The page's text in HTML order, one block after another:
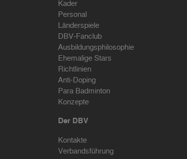
Kader
Personal
Länderspiele
DBV-Fanclub
Ausbildungsphilosophie
Ehemalige Stars
Richtlinien
Anti-Doping
Para Badminton
Konzepte
Der DBV
Kontakte
Verbandsführung